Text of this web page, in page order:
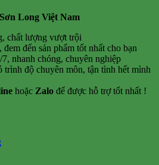
Long Việt Nam
chất lượng vượt trội
đến sản phẩm tốt nhất cho bạn
nhanh chóng, chuyên nghiệp
độ chuyên môn, tận tình hết mình
hoặc Zalo để được hỗ trợ tốt nhất !